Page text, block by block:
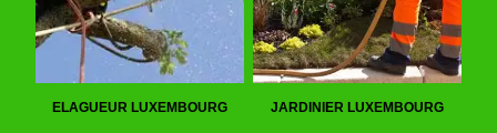
ELAGUEUR LUXEMBOURG JARDINIER LUXEMBOURG